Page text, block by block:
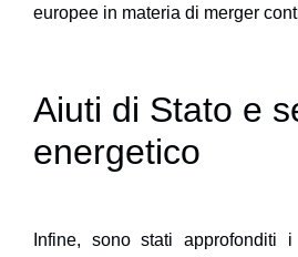
europee in materia di merger
Aiuti di Stato e
energetico
Infine, sono stati approfonditi